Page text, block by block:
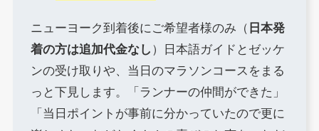
ニューヨーク到着後にご希望者様のみ（ 日本発
着の方は追加代金なし ）日本語ガイドとゼッケ
ンの受け取りや、当日のマラソンコースをまる
っと下見します。「ランナーの仲間ができた」
「当日ポイントが事前に分かっていたので更に